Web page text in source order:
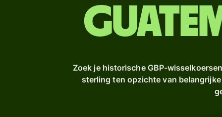
Zoek je historische GBP-
sterling ten opzichte van